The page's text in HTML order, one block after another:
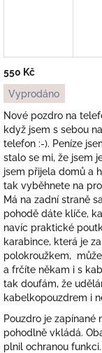
550 Kč
Měrná
cena:
Vyprodáno
Nové pozdro na
když jsem s sebou
telefon :-). Peníze
stalo se mi, že jsem
jsem přijela domů a
tak vyběhnete na
Má na zadní straně
pohodě dáte klíče,
navíc praktické
karabince, která je
polokroužkem,
a frčíte někam i s
tak doufám, že
kabelkopouzdrem i
Pouzdro je zapínané
pohodlně vkládá.
plnil ochranou